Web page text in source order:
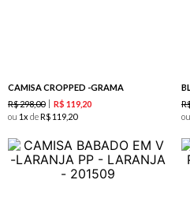
CAMISA CROPPED -GRAMA
R$298,00 R$ 119 20
ou 1 deR$ 119 20
ou